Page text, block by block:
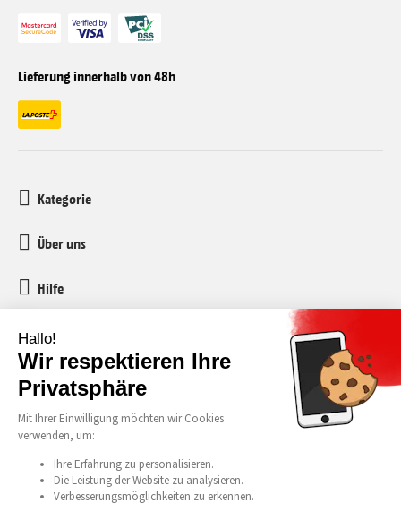
Lieferung innerhalb von 48h
Kategorie
Über uns
Hilfe
Kundenservice
media-markt-refurbished@recommerce.com
Montag-Freitag 08:00-17:00